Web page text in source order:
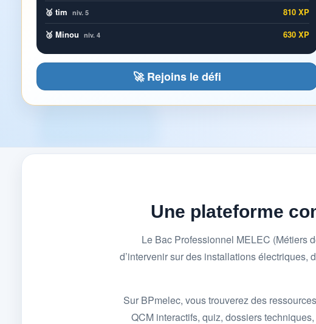
🥈 tim niv. 5
810 XP
🥉 Minou niv. 4 630 XP
🚀 Rejoins le défi
Une plateforme
Le Bac Professionnel MELEC (Métiers
d’intervenir sur des installations électriques,
Sur BPmelec, vous trouverez des
QCM interactifs, quiz, dossiers